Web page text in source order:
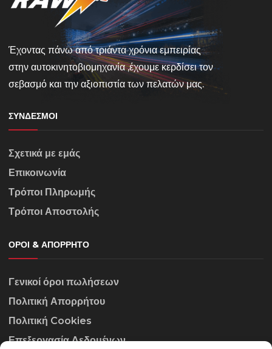
Έχοντας πάνω από τριάντα χρόνια εμπειρίας
στην αυτοκινητοβιομηχανία ,έχουμε κερδίσει τον
σεβασμό και την αξιοπιστία των πελατών μας.
ΣΎΝΔΕΣΜΟΙ
Σχετικά με εμάς
Επικοινωνία
Τρόποι Πληρωμής
Τρόποι Αποστολής
ΌΡΟΙ & ΑΠΌΡΡΗΤΟ
Γενικοί όροι πωλήσεων
Πολιτική Απορρήτου
Πολιτική Cookies
Επεξεργασία Δεδομένων